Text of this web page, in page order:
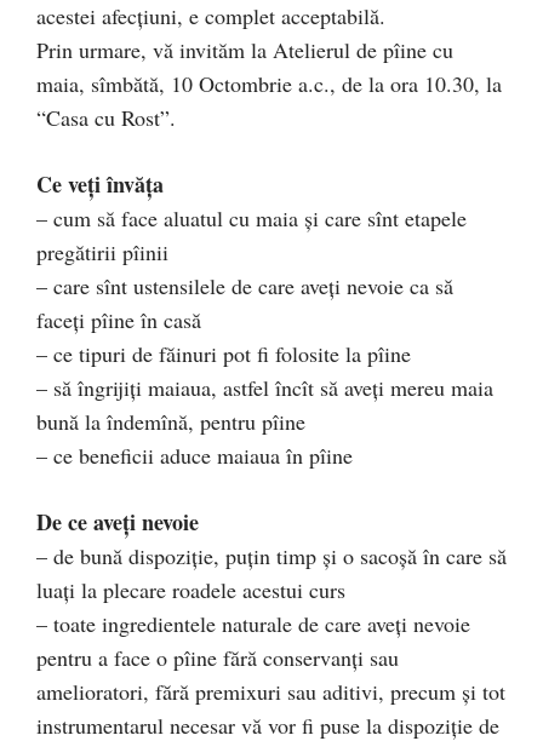
acestei afecţiuni, e complet acceptabilă.
Prin urmare, vă invităm la Atelierul de pîine cu
maia, sîmbătă, 10 Octombrie a.c., de la ora 10.30, la
“Casa cu Rost”.
Ce veţi învăţa
– cum să face aluatul cu maia şi care sînt etapele
pregătirii pîinii
– care sînt ustensilele de care aveţi nevoie ca să
faceţi pîine în casă
– ce tipuri de făinuri pot fi folosite la pîine
– să îngrijiţi maiaua, astfel încît să aveţi mereu maia
bună la îndemînă, pentru pîine
– ce beneficii aduce maiaua în pîine
De ce aveţi nevoie
– de bună dispoziţie, puţin timp şi o sacoşă în care să
luaţi la plecare roadele acestui curs
– toate ingredientele naturale de care aveţi nevoie
pentru a face o pîine fără conservanţi sau
amelioratori, fără premixuri sau aditivi, precum şi tot
instrumentarul necesar vă vor fi puse la dispoziţie de